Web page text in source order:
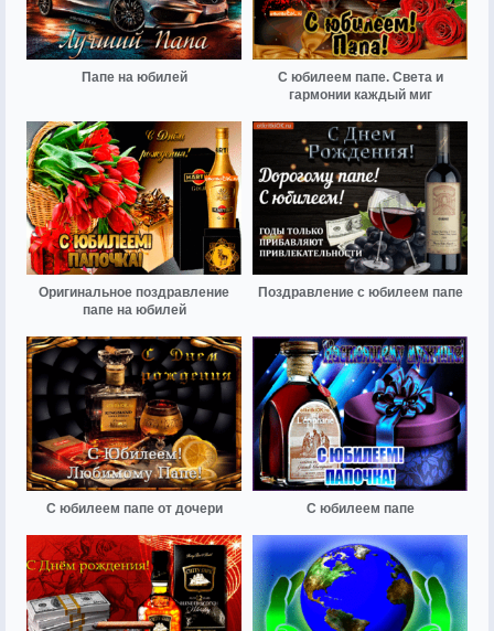
Папе на юбилей
С юбилеем папе. Света и
гармонии каждый миг
Оригинальное поздравление
папе на юбилей
Поздравление с юбилеем папе
С юбилеем папе от дочери С юбилеем папе